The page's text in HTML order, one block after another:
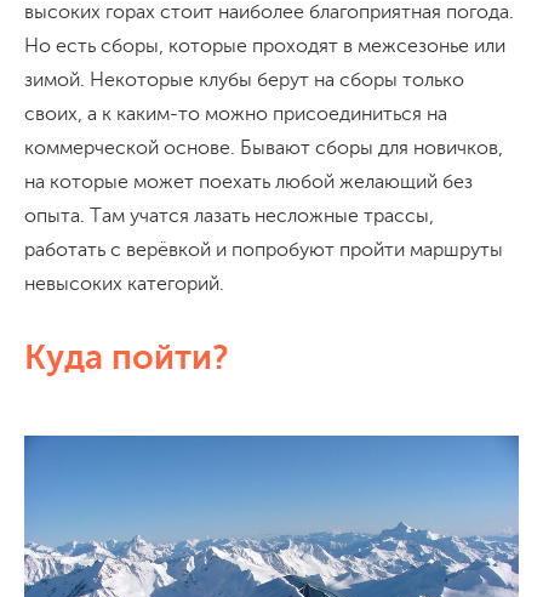
высоких горах стоит наиболее благоприятная погода.
Но есть сборы, которые проходят в межсезонье или
зимой. Некоторые клубы берут на сборы только
своих, а к каким-то можно присоединиться на
коммерческой основе. Бывают сборы для новичков,
на которые может поехать любой желающий без
опыта. Там учатся лазать несложные трассы,
работать с верёвкой и попробуют пройти маршруты
невысоких категорий.
Куда пойти?